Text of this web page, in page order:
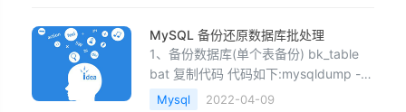
MySQL 备份还原数据库批处理
1、备份数据库(单个表备份) bk_table
bat 复制代码 代码如下:mysqldump -
h127 0 0 1 -P3306 -uroot -proo
Mysql 2022-04-09